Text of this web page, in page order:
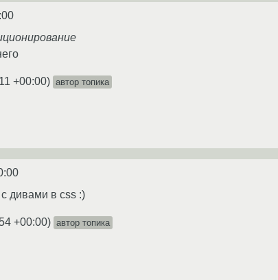
+00:00) автор топика
дивами в css :)
+00:00) автор топика